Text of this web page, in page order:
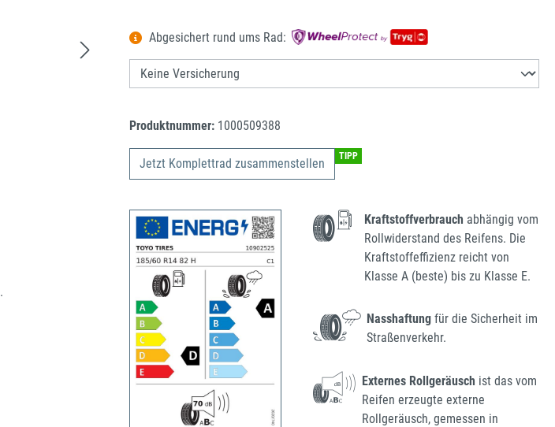
.
Abgesichert rund ums Rad:
Produktnummer: 1000509388
Jetzt Komplettrad zusammenstellen TIPP
Kraftstoffverbrauch abhängig vom
Rollwiderstand des Reifens. Die
Kraftstoffeffizienz reicht von
Klasse A (beste) bis zu Klasse E.
Nasshaftung für die Sicherheit im
Straßenverkehr.
Externes Rollgeräusch ist das vom
Reifen erzeugte externe
Rollgeräusch, gemessen in